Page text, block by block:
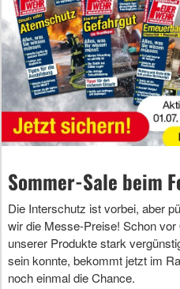
Sommer-Sale beim
Die Interschutz ist vorbei, aber
wir die Messe-Preise! Schon
unserer Produkte stark
sein konnte, bekommt jetzt im
noch einmal die Chance.